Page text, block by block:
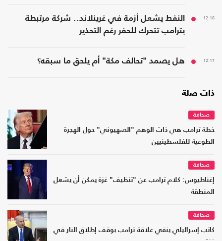
12:18
النفط يشعل أزمة في غرينلاند.. شركة مرتبطة
بترامب تتحرك للحفر رغم التحذير
12:17 هل يصمد "تحالف مكة" أم يلحق ما سبقه؟
ذات صلة
صحافة
خطة ترامب هي ذات الوهم "الصهيوني" حول الهجرة
الطوعية للفلسطينيين
صحافة
إغناطيوس: كلام ترامب عن "تنظيف" غزة يمكن أن يشعل
المنطقة
صحافة
كاتب إسرائيلي ينفي علاقة ترامب بوقف إطلاق النار في